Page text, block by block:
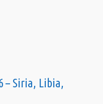
– Siria, Libia,